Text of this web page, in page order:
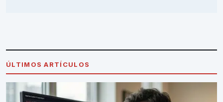
ÚLTIMOS ARTÍCULOS